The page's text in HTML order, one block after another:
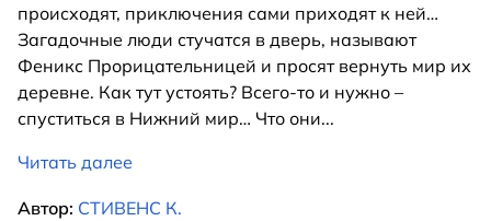
происходят, приключения сами приходят к ней…
Загадочные люди стучатся в дверь, называют
Феникс Прорицательницей и просят вернуть мир их
деревне. Как тут устоять? Всего-то и нужно –
спуститься в Нижний мир… Что они...
Читать далее
Автор: СТИВЕНС К.